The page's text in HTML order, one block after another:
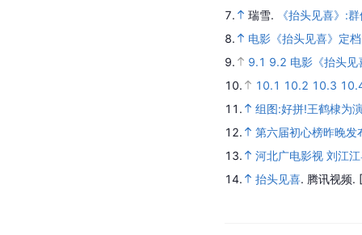
7.
瑞雪.
《抬头见喜》:
8.
电影《抬头见喜》定
9.
9.1 9.2 电影《抬头
10.
10.1 10.2 10.3
11.
组图:好拼!王鹤棣为
12.
第六届初心榜昨晚
13.
河北广电影视 刘江
14.
抬头见喜. 腾讯视频.